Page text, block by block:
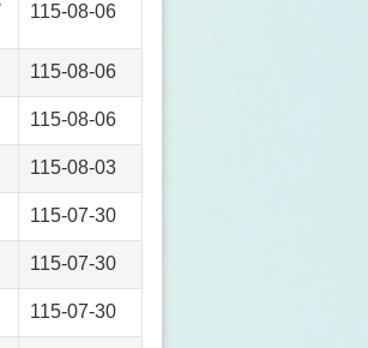
115-08-06
115-08-06
115-08-06
115-08-03
115-07-30
115-07-30
115-07-30